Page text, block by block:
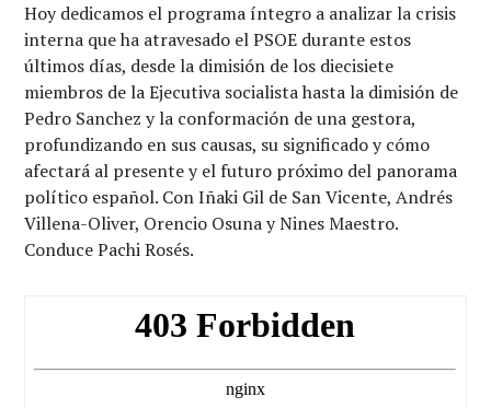
Hoy dedicamos el programa íntegro a analizar la crisis
interna que ha atravesado el PSOE durante estos
últimos días, desde la dimisión de los diecisiete
miembros de la Ejecutiva socialista hasta la dimisión de
Pedro Sanchez y la conformación de una gestora,
profundizando en sus causas, su significado y cómo
afectará al presente y el futuro próximo del panorama
político español. Con Iñaki Gil de San Vicente, Andrés
Villena-Oliver, Orencio Osuna y Nines Maestro.
Conduce Pachi Rosés.